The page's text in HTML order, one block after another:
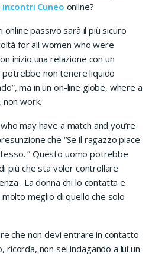
incontri Cuneo online?
passivo sarà il più sicuro
for all women who were
inizio una relazione con un
non tenere liquido
ma in un on-line globe, where a
work.
may have a match and you’re
che “Se il ragazzo piace
” Questo uomo potrebbe
più che sta voler controllare
. La donna chi lo contatta e
meglio di quello che solo
che non devi entrare in contatto
ricorda, non sei indagando a lui un